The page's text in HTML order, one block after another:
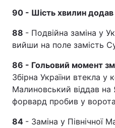
90 - Шість хвилин додав
88 - Подвійна заміна у
вийши на поле замість
86 - Гольовий момент
Збірна України втекла у
Малиновський віддав
форвард пробив у
84 - Заміна у Північної